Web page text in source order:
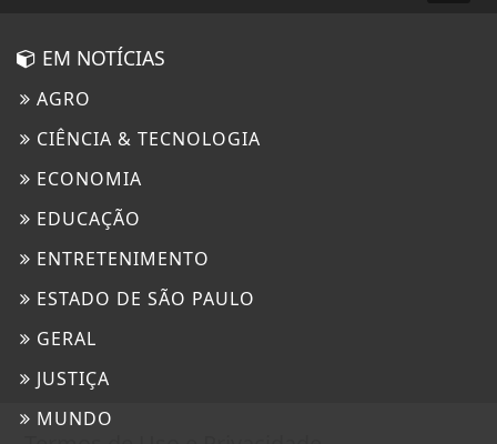
EM NOTÍCIAS
AGRO
CIÊNCIA & TECNOLOGIA
ECONOMIA
EDUCAÇÃO
ENTRETENIMENTO
ESTADO DE SÃO PAULO
GERAL
JUSTIÇA
MUNDO